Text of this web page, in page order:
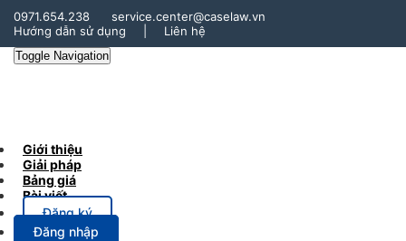
0971.654.238
service.center@caselaw.vn
Hướng dẫn sử dụng
Liên hệ
Toggle Navigation
Giới thiệu
Giải pháp
Bảng giá
Bài viết
Đăng ký
Đăng nhập